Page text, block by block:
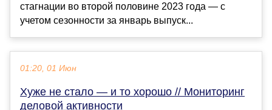
стагнации во второй половине 2023 года — с
учетом сезонности за январь выпуск...
01:20, 01 Июн
Хуже не стало — и то хорошо // Мониторинг
деловой активности